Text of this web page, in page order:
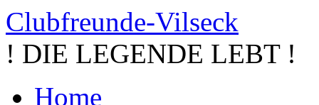
Clubfreunde-Vilseck
! DIE LEGENDE LEBT !
Home